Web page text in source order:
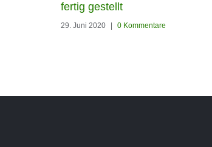
fertig gestellt
29. Juni 2020 | 0 Kommentare